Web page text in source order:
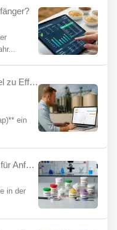
Futterrezeptur-Software: Schlüssel zu Effizienz und Rentabilität
ein
Was sind Futtermittelzusatzstoffe für Anfänger?
in der